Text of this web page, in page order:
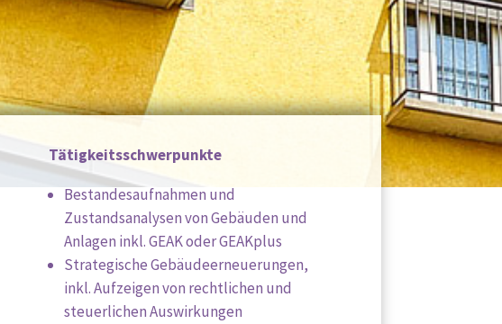
Tätigkeitsschwerpunkte
Bestandesaufnahmen und
Zustandsanalysen von Gebäuden und
Anlagen inkl. GEAK oder GEAKplus
Strategische Gebäudeerneuerungen,
inkl. Aufzeigen von rechtlichen und
steuerlichen Auswirkungen